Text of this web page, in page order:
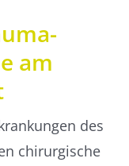
am
des
chirurgische